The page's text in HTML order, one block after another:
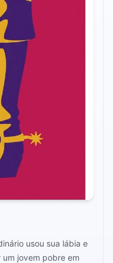
usou sua lábia e
jovem pobre em